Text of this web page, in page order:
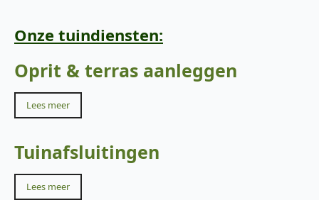
Onze tuindiensten:
Oprit & terras aanleggen
Lees meer
Tuinafsluitingen
Lees meer